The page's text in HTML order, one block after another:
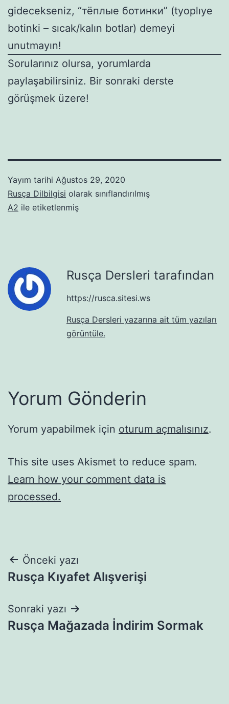
gidecekseniz, “тёплые ботинки” (tyoplıye
botinki – sıcak/kalın botlar) demeyi
unutmayın!
Sorularınız olursa, yorumlarda
paylaşabilirsiniz. Bir sonraki derste
görüşmek üzere!
Yayım tarihi Ağustos 29, 2020
Rusça Dilbilgisi olarak sınıflandırılmış
A2 ile etiketlenmiş
Rusça Dersleri tarafından
https://rusca.sitesi.ws
Rusça Dersleri yazarına ait tüm yazıları
görüntüle.
Yorum Gönderin
Yorum yapabilmek için oturum açmalısınız.
This site uses Akismet to reduce spam.
Learn how your comment data is
processed.
Yazı
gezinmesi
Önceki yazı
Rusça Kıyafet Alışverişi
Sonraki yazı
Rusça Mağazada İndirim Sormak